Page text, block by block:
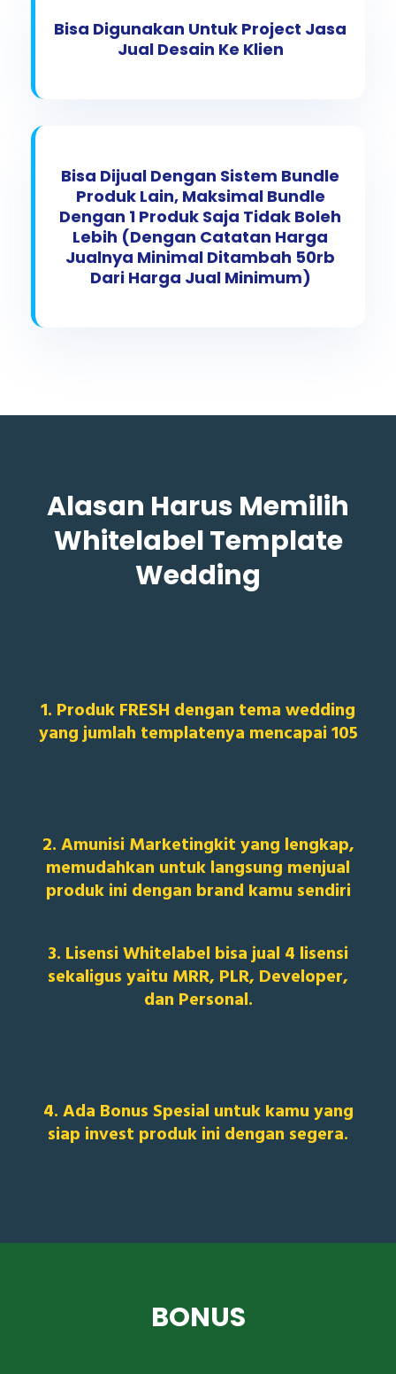
Bisa Digunakan Untuk Project Jasa
Jual Desain Ke Klien
Bisa Dijual Dengan Sistem Bundle
Produk Lain, Maksimal Bundle
Dengan 1 Produk Saja Tidak Boleh
Lebih (dengan Catatan Harga
Jualnya Minimal Ditambah 50rb
Dari Harga Jual Minimum)
Alasan Harus Memilih
Whitelabel Template
Wedding
1. Produk FRESH dengan tema wedding
yang jumlah templatenya mencapai 105
2. Amunisi Marketingkit yang lengkap,
memudahkan untuk langsung menjual
produk ini dengan brand kamu sendiri
3. Lisensi Whitelabel bisa jual 4 lisensi
sekaligus yaitu MRR, PLR, Developer,
dan Personal.
4. Ada Bonus Spesial untuk kamu yang
siap invest produk ini dengan segera.
BONUS